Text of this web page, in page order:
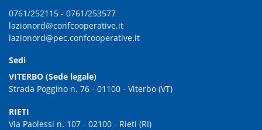
0761/252115 - 0761/253577
lazionord@confcooperative.it
lazionord@pec.confcooperative.it
Sedi
VITERBO (Sede legale)
Strada Poggino n. 76 - 01100 - Viterbo (VT)
RIETI
Via Paolessi n. 107 - 02100 - Rieti (RI)